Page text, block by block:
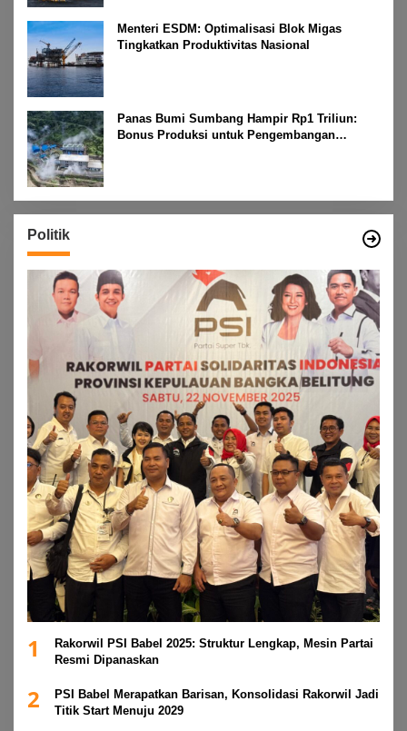
Menteri ESDM: Optimalisasi Blok Migas
Tingkatkan Produktivitas Nasional
Panas Bumi Sumbang Hampir Rp1 Triliun:
Bonus Produksi untuk Pengembangan
Politik
1
Rakorwil PSI Babel 2025: Struktur Lengkap, Mesin Partai
Resmi Dipanaskan
2
PSI Babel Merapatkan Barisan, Konsolidasi Rakorwil Jadi
Titik Start Menuju 2029